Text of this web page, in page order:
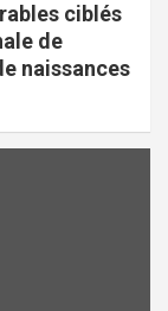
ciblés
de
naissances